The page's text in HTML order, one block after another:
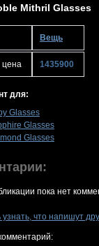
Mithril Glasses
Вещь
цена 1435900
для:
Glasses
Glasses
Glasses
пока нет
что напишут